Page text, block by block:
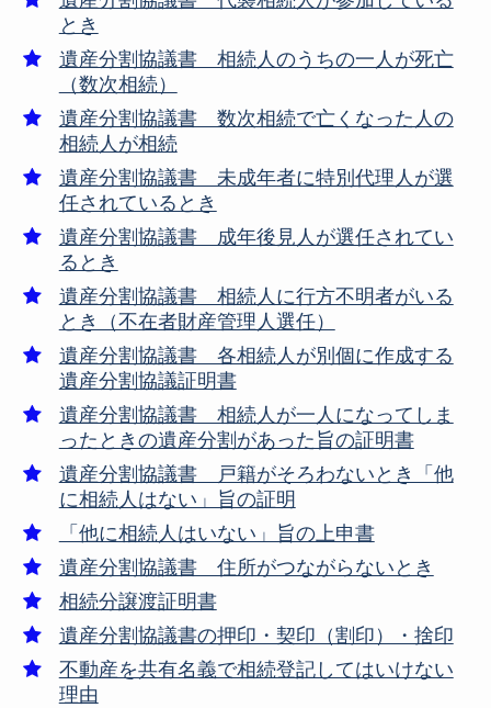
とき
遺産分割協議書 相続人のうちの一人が死亡
（数次相続）
遺産分割協議書 数次相続で亡くなった人の
相続人が相続
遺産分割協議書 未成年者に特別代理人が選
任されているとき
遺産分割協議書 成年後見人が選任されてい
るとき
遺産分割協議書 相続人に行方不明者がいる
とき（不在者財産管理人選任）
遺産分割協議書 各相続人が別個に作成する
遺産分割協議証明書
遺産分割協議書 相続人が一人になってしま
ったときの遺産分割があった旨の証明書
遺産分割協議書 戸籍がそろわないとき「他
に相続人はない」旨の証明
「他に相続人はいない」旨の上申書
遺産分割協議書 住所がつながらないとき
相続分譲渡証明書
遺産分割協議書の押印・契印（割印）・捨印
不動産を共有名義で相続登記してはいけない
理由